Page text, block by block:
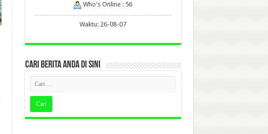
Who's Online : 56
Waktu: 26-08-07
CARI BERITA ANDA DI SINI